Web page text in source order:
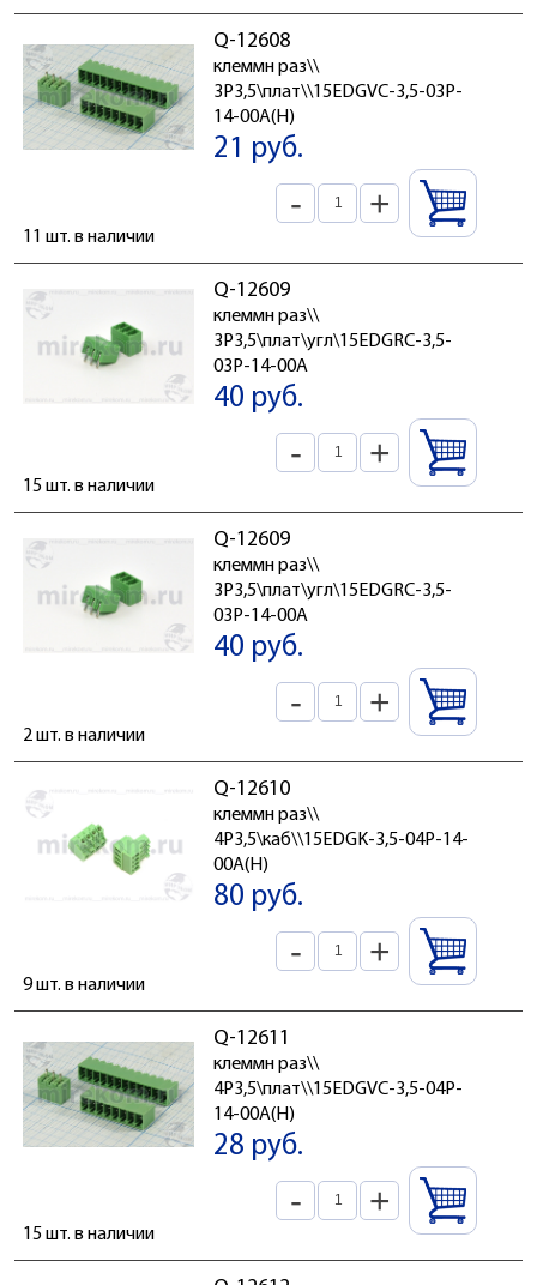
Q-12608
клеммн раз\\
3P3,5\плат\\15EDGVC-3,5-03P-
14-00A(H)
21 руб.
- +
11 шт. в наличии
Q-12609
клеммн раз\\
3P3,5\плат\угл\15EDGRC-3,5-
03P-14-00A
40 руб.
- +
15 шт. в наличии
Q-12609
клеммн раз\\
3P3,5\плат\угл\15EDGRC-3,5-
03P-14-00A
40 руб.
- +
2 шт. в наличии
Q-12610
клеммн раз\\
4P3,5\каб\\15EDGK-3,5-04P-14-
00A(H)
80 руб.
- +
9 шт. в наличии
Q-12611
клеммн раз\\
4P3,5\плат\\15EDGVC-3,5-04P-
14-00A(H)
28 руб.
- +
15 шт. в наличии